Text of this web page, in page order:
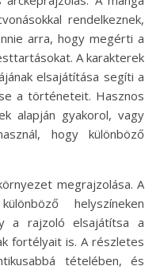
rendelkeznek,
arra, hogy megérti a
A karakterek
elsajátítása segíti a
a történeteit. Hasznos
alapján gyakorol, vagy
hogy különböző
megrajzolása. A
helyszíneken
a rajzoló elsajátítsa a
fortélyait is. A részletes
tételében, és